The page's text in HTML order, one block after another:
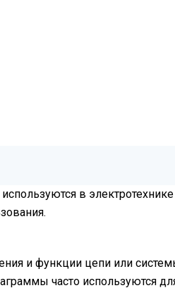
в
и функции цепи или
часто используются